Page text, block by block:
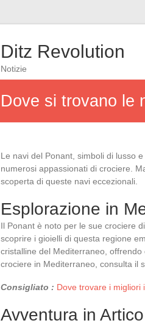
Ditz Revolution
Notizie
Dove si trovano le
Le navi del Ponant, simboli di lusso
numerosi appassionati di crociere.
scoperta di queste navi eccezionali.
Esplorazione in
Il Ponant è noto per le sue crociere
scoprire i gioielli di questa regione
cristalline del Mediterraneo,
crociere in Mediterraneo, consulta il
Consigliato : Dove trovare i migliori
Avventura in Artico